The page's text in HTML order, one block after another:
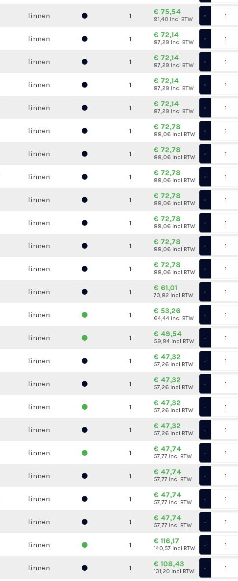
linnen 1 € 75,54
91,40 Incl BTW -
linnen 1 € 72,14
87,29 Incl BTW -
linnen 1 € 72,14
87,29 Incl BTW -
linnen 1 € 72,14
87,29 Incl BTW -
linnen 1 € 72,14
87,29 Incl BTW -
linnen 1 € 72,78
88,06 Incl BTW -
linnen 1 € 72,78
88,06 Incl BTW -
linnen 1 € 72,78
88,06 Incl BTW -
linnen 1 € 72,78
88,06 Incl BTW -
linnen 1 € 72,78
88,06 Incl BTW -
linnen 1 € 72,78
88,06 Incl BTW -
linnen 1 € 72,78
88,06 Incl BTW -
linnen 1 € 61,01
73,82 Incl BTW -
linnen 1 € 53,26
64,44 Incl BTW -
linnen 1 € 49,54
59,94 Incl BTW -
linnen 1 € 47,32
57,26 Incl BTW -
linnen 1 € 47,32
57,26 Incl BTW -
linnen 1 € 47,32
57,26 Incl BTW -
linnen 1 € 47,32
57,26 Incl BTW -
linnen 1 € 47,74
57,77 Incl BTW -
linnen 1 € 47,74
57,77 Incl BTW -
linnen 1 € 47,74
57,77 Incl BTW -
linnen 1 € 47,74
57,77 Incl BTW -
linnen 1 € 116,17
140,57 Incl BTW -
linnen 1 € 108,43
131,20 Incl BTW -